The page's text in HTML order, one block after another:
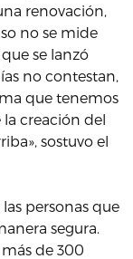
renovación,
no se mide
se lanzó
no contestan,
que tenemos
la creación del
sostuvo el
personas que
segura.
de 300